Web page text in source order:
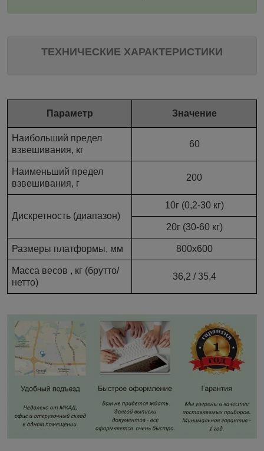
ТЕХНИЧЕСКИЕ ХАРАКТЕРИСТИКИ
Параметр Значение
Наибольший предел
взвешивания, кг
60
Наименьший предел
взвешивания, г
200
Дискретность (диапазон)
10г (0,2-30 кг)
20г (30-60 кг)
Размеры платформы, мм 800х600
Масса весов , кг (брутто/
нетто)
36,2 / 35,4